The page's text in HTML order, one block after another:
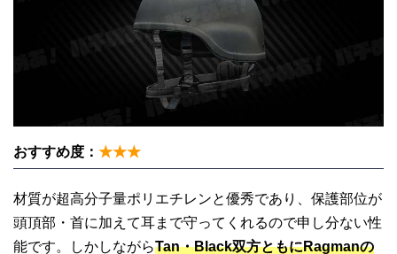
おすすめ度： ★★★
材質が超高分子量ポリエチレンと優秀であり、保護部位が
頭頂部・首に加えて耳まで守ってくれるので申し分ない性
能です。しかしながらTan・Black双方ともにRagmanの